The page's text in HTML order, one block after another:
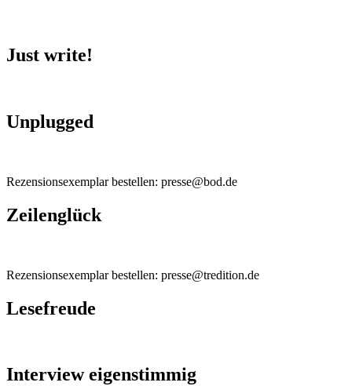
Just write!
Unplugged
Rezensionsexemplar bestellen: presse@bod.de
Zeilenglück
Rezensionsexemplar bestellen: presse@tredition.de
Lesefreude
Interview eigenstimmig